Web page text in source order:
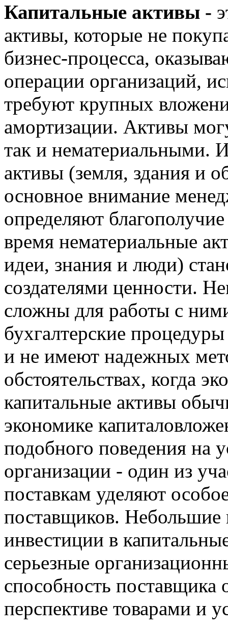
Капитальные активы -
активы, которые не
бизнес-процесса,
операции организаций,
требуют крупных
амортизации. Активы
так и нематериальными.
активы (земля, здания и
основное внимание
определяют
время нематериальные
идеи, знания и люди)
создателями ценности.
сложны для работы с
бухгалтерские
и не имеют надежных
обстоятельствах, когда
капитальные активы
экономике
подобного поведения на
организации - один из
поставкам уделяют
поставщиков. Небольшие
инвестиции в
серьезные
способность поставщика
перспективе товарами и